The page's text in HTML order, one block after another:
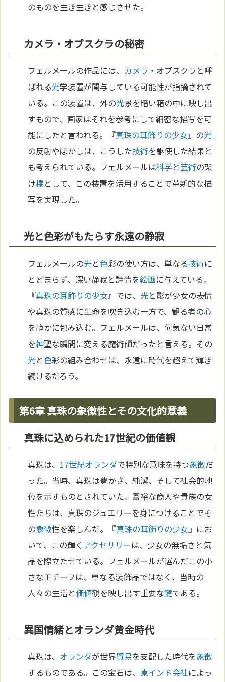
のものを生き生きと感じさせた。
カメラ・オブスクラの秘密
フェルメールの作品には、 カメラ ・オブスクラと呼
ばれる光学装置が関与している可能性が指摘されて
いる。この装置は、外の光景を暗い箱の中に映し出
すもので、画家はそれを参考にして細密な描写を可
能にしたと言われる。『真珠の耳飾りの少女』の光
の反射やぼかしは、こうした技術を駆使した結果と
も考えられている。フェルメールは科学と芸術の架
け橋として、この装置を活用することで革新的な描
写を実現した。
光と色彩がもたらす永遠の静寂
フェルメールの光と色彩の使い方は、単なる技術に
とどまらず、深い静寂と詩情を絵画に与えている。
『真珠の耳飾りの少女』では、 光と影が少女の表情
や真珠の質感に生命を吹き込む一方で、観る者の心
を静かに包み込む。フェルメールは、何気ない日常
を神聖な瞬間に変える魔術師だったと言える。その
光と色彩の組み合わせは、永遠に時代を超えて輝き
続けるだろう。
第6章 真珠の象徴性とその文化的意義
真珠に込められた17世紀の価値観
真珠は、 17世紀オランダで特別な意味を持つ象徴だ
った。当時、真珠は豊かさ、純潔、そして社会的地
位を示すものとされていた。富裕な商人や貴族の女
性たちは、真珠のジュエリーを身につけることでそ
の象徴性を楽しんだ。『真珠の耳飾りの少女』にお
いて、この輝く アクセサリーは、少女の無垢さと気
品を際立たせている。フェルメールが選んだこの小
さなモチーフは、単なる装飾品ではなく、当時の
人々の生活と価値観を映し出す重要な鍵である。
異国情緒とオランダ黄金時代
真珠は、 オランダが世界貿易を支配した時代を象徴
するものである。この宝石は、 東インド会社によっ